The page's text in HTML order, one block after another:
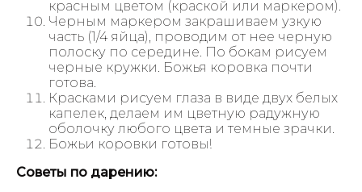
красным цветом (краской или маркером).
Черным маркером закрашиваем узкую
часть (1/4 яйца), проводим от нее черную
полоску по середине. По бокам рисуем
черные кружки. Божья коровка почти
готова.
Красками рисуем глаза в виде двух белых
капелек, делаем им цветную радужную
оболочку любого цвета и темные зрачки.
Божьи коровки готовы!
Советы по дарению: